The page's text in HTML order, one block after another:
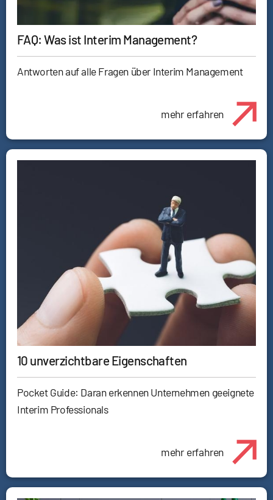
FAQ: Was ist Interim Management?
Antworten auf alle Fragen über Interim Management
mehr erfahren
10 unverzichtbare Eigenschaften
Pocket Guide: Daran erkennen Unternehmen geeignete
Interim Professionals
mehr erfahren